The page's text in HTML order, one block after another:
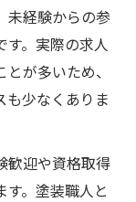
未経験からの参
す。実際の求人
が多いため、
も少なくありま
歓迎や資格取得
。塗装職人と